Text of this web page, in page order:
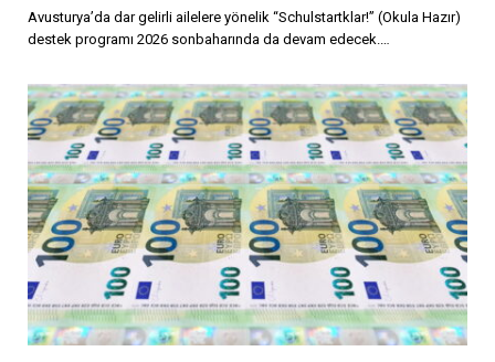
Avusturya’da dar gelirli ailelere yönelik “Schulstartklar!” (Okula Hazır)
destek programı 2026 sonbaharında da devam edecek.…